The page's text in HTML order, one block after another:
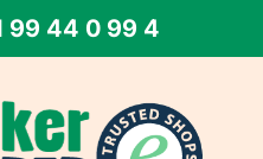
99 44 0 99 4